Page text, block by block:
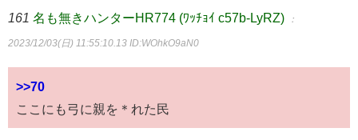
161 名も無きハンターHR774 (ﾜｯﾁｮｲ c57b-LyRZ) ：
2023/12/03(日) 11:55:10.13 ID:WOhkO9aN0
>>70
ここにも弓に親を＊れた民